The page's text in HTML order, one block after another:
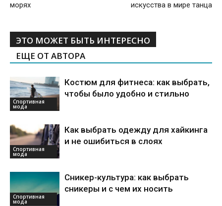
морях
искусства в мире танца
ЭТО МОЖЕТ БЫТЬ ИНТЕРЕСНО
ЕЩЕ ОТ АВТОРА
Спортивная
мода
Костюм для фитнеса: как выбрать,
чтобы было удобно и стильно
Спортивная
мода
Как выбрать одежду для хайкинга
и не ошибиться в слоях
Спортивная
мода
Сникер-культура: как выбрать
сникеры и с чем их носить